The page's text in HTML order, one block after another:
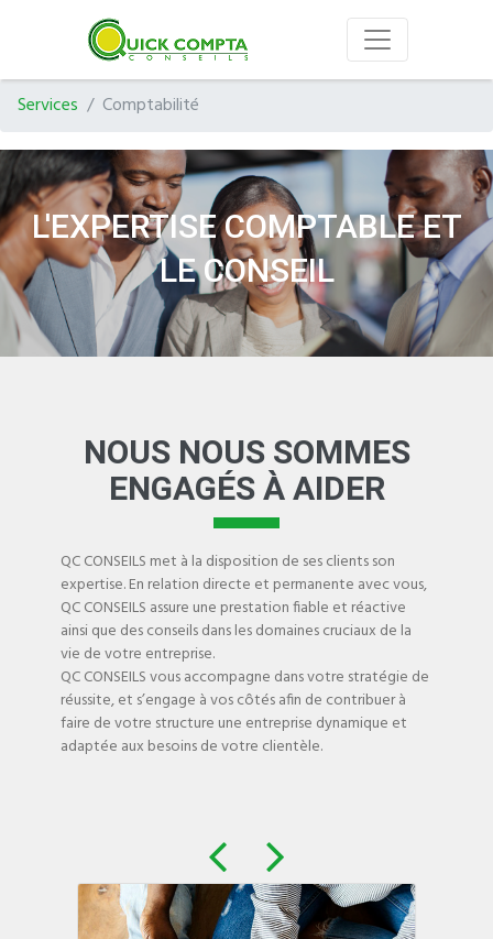
Services Comptabilité
L'EXPERTISE COMPTABLE ET
LE CONSEIL
NOUS NOUS SOMMES
ENGAGÉS À AIDER
QC CONSEILS met à la disposition de ses clients son
expertise. En relation directe et permanente avec vous,
QC CONSEILS assure une prestation fiable et réactive
ainsi que des conseils dans les domaines cruciaux de la
vie de votre entreprise.
QC CONSEILS vous accompagne dans votre stratégie de
réussite, et s’engage à vos côtés afin de contribuer à
faire de votre structure une entreprise dynamique et
adaptée aux besoins de votre clientèle.